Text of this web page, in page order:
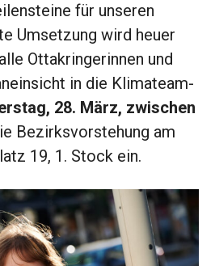
für unseren
Umsetzung wird heuer
Ottakringerinnen und
in die Klimateam-
28. März, zwischen
Bezirksvorstehung am
19, 1. Stock ein.